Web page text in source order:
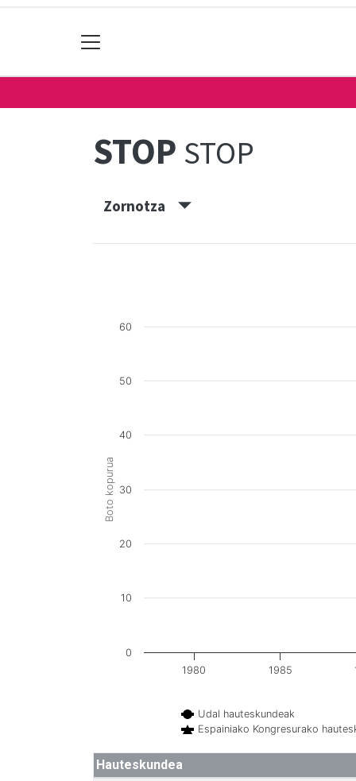
STOP STOP
Zornotza
Boto kopurua
Udal hauteskundeak
Espainiako Kongresurako
1980 1985
0
10
20
30
40
50
60
Hauteskundea